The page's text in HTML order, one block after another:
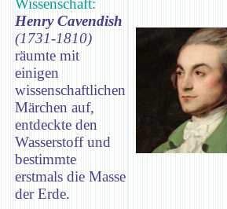
Henry Cavendish
(1731-1810)
räumte mit
einigen
wissenschaftlichen
Märchen auf,
entdeckte den
Wasserstoff und
bestimmte
erstmals die Masse
der Erde.